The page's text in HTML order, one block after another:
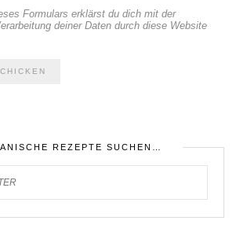
Formulars erklärst du dich mit der
deiner Daten durch diese Website
REZEPTE SUCHEN…